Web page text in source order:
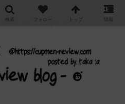
ュー / アレンジするブログ
検索 フォロー トップ 情報